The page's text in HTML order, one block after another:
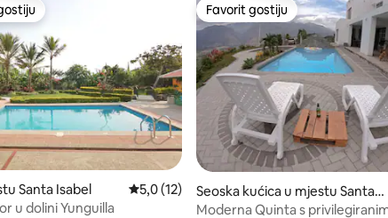
recenzija: 26
gostiju
Santa Isabel Prosječna ocjena: 5,0 od 5, recenzija: 12
5,0 (12)
u dolini Yunguilla
Favorit gostiju
Favorit gostiju
Seoska kućica u mjestu Santa I
sabel
Moderna Quinta s